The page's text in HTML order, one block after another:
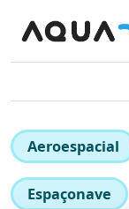
Aeroespacial
Espaçonave